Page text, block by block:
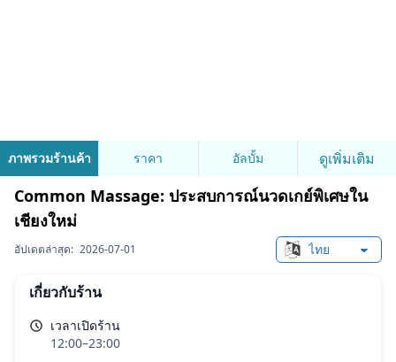
ภาพรวมร้านค้า ราคา อัลบั้ม ดูเพิ่มเติม
Common Massage: ประสบการณ์นวดเกย์พิเศษใน
เชียงใหม่
อัปเดตล่าสุด: 2026-07-01
Change
เกี่ยวกับร้าน
เวลาเปิดร้าน
12:00–23:00